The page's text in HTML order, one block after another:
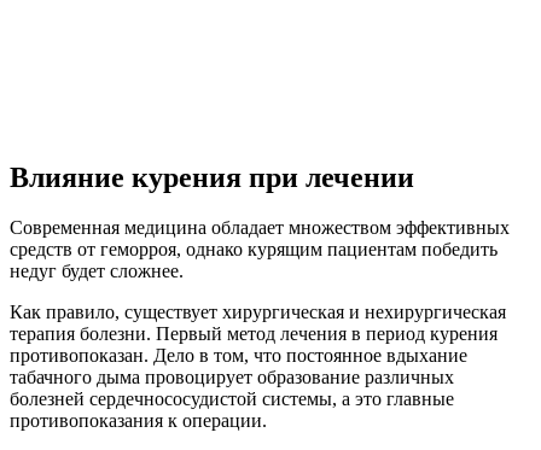
Влияние курения при лечении
Современная медицина обладает множеством эффективных
средств от геморроя, однако курящим пациентам победить
недуг будет сложнее.
Как правило, существует хирургическая и нехирургическая
терапия болезни. Первый метод лечения в период курения
противопоказан. Дело в том, что постоянное вдыхание
табачного дыма провоцирует образование различных
болезней сердечнососудистой системы, а это главные
противопоказания к операции.